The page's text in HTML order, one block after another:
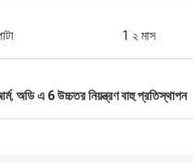
1 ২ মাস
, অডি এ 6 উচ্চতর নিয়ন্ত্রণ বাহু প্রতিস্থাপন